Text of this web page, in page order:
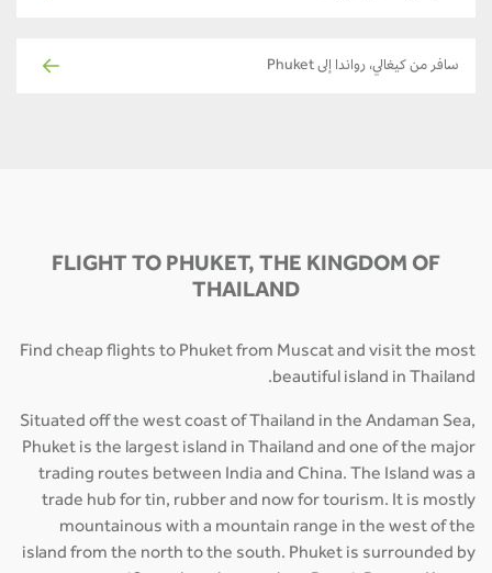
سافر من كيغالي، رواندا إلى Phuket
FLIGHT TO PHUKET, THE KINGDOM OF
THAILAND
Find cheap flights to Phuket from Muscat and visit the most
beautiful island in Thailand.
Situated off the west coast of Thailand in the Andaman Sea,
Phuket is the largest island in Thailand and one of the major
trading routes between India and China. The Island was a
trade hub for tin, rubber and now for tourism. It is mostly
mountainous with a mountain range in the west of the
island from the north to the south. Phuket is surrounded by